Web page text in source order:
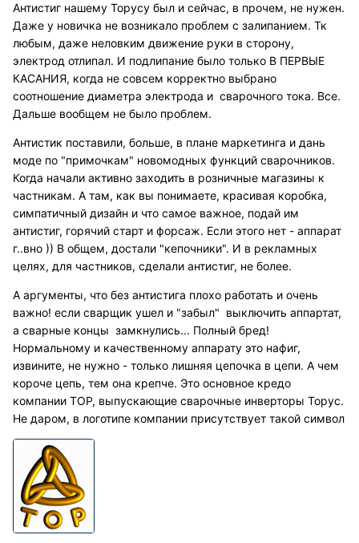
Антистиг нашему Торусу был и сейчас, в прочем, не нужен.
Даже у новичка не возникало проблем с залипанием. Тк
любым, даже неловким движение руки в сторону,
электрод отлипал. И подлипание было только В ПЕРВЫЕ
КАСАНИЯ, когда не совсем корректно выбрано
соотношение диаметра электрода и сварочного тока. Все.
Дальше вообщем не было проблем.
Антистик поставили, больше, в плане маркетинга и дань
моде по "примочкам" новомодных функций сварочников.
Когда начали активно заходить в розничные магазины к
частникам. А там, как вы понимаете, красивая коробка,
симпатичный дизайн и что самое важное, подай им
антистиг, горячий старт и форсаж. Если этого нет - аппарат
г..вно )) В общем, достали "кепочники". И в рекламных
целях, для частников, сделали антистиг, не более.
А аргументы, что без антистига плохо работать и очень
важно! если сварщик ушел и "забыл" выключить аппартат,
а сварные концы замкнулись... Полный бред!
Нормальному и качественному аппарату это нафиг,
извините, не нужно - только лишняя цепочка в цепи. А чем
короче цепь, тем она крепче. Это основное кредо
компании ТОР, выпускающие сварочные инверторы Торус.
Не даром, в логотипе компании присутствует такой символ